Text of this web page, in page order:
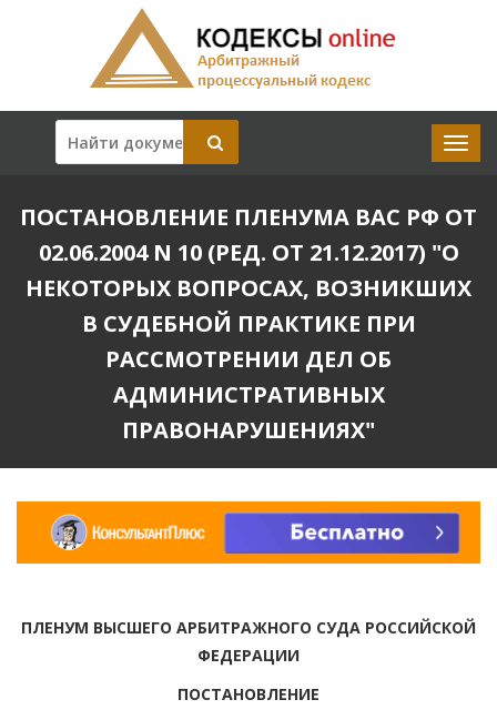
ПОСТАНОВЛЕНИЕ ПЛЕНУМА ВАС РФ ОТ
02.06.2004 N 10 (РЕД. ОТ 21.12.2017) "О
НЕКОТОРЫХ ВОПРОСАХ, ВОЗНИКШИХ
В СУДЕБНОЙ ПРАКТИКЕ ПРИ
РАССМОТРЕНИИ ДЕЛ ОБ
АДМИНИСТРАТИВНЫХ
ПРАВОНАРУШЕНИЯХ"
ПЛЕНУМ ВЫСШЕГО АРБИТРАЖНОГО СУДА РОССИЙСКОЙ
ФЕДЕРАЦИИ
ПОСТАНОВЛЕНИЕ